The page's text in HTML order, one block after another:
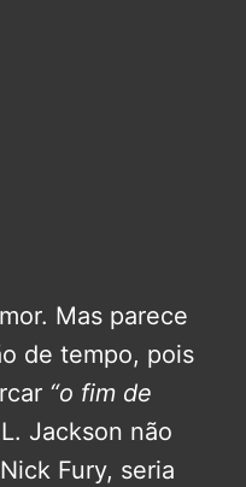
Mas parece
de tempo, pois
“o fim de
Jackson não
Fury, seria